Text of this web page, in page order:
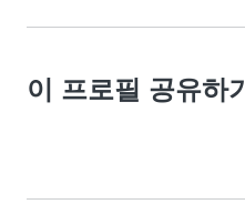
이 프로필 공유하기